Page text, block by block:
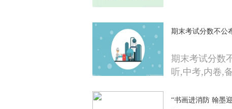
期末考试分数不公
期末考试分数
听,中考,内卷,
“书画进消防 翰墨